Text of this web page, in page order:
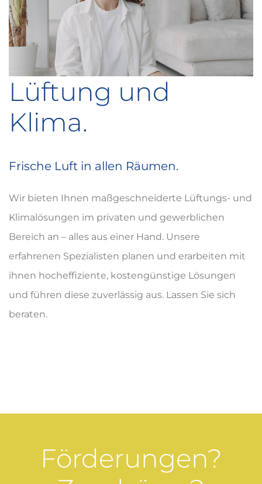
Lüftung und
Klima.
Frische Luft in allen Räumen.
Wir bieten Ihnen maßgeschneiderte Lüftungs- und
Klimalösungen im privaten und gewerblichen
Bereich an – alles aus einer Hand. Unsere
erfahrenen Spezialisten planen und erarbeiten mit
ihnen hocheffiziente, kostengünstige Lösungen
und führen diese zuverlässig aus. Lassen Sie sich
beraten.
Förderungen?